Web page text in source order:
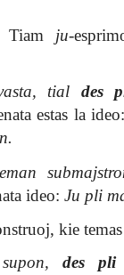
Tiam ju-
tial des
estas la ideo:
ideo: Ju pli
kie
supon,des pli